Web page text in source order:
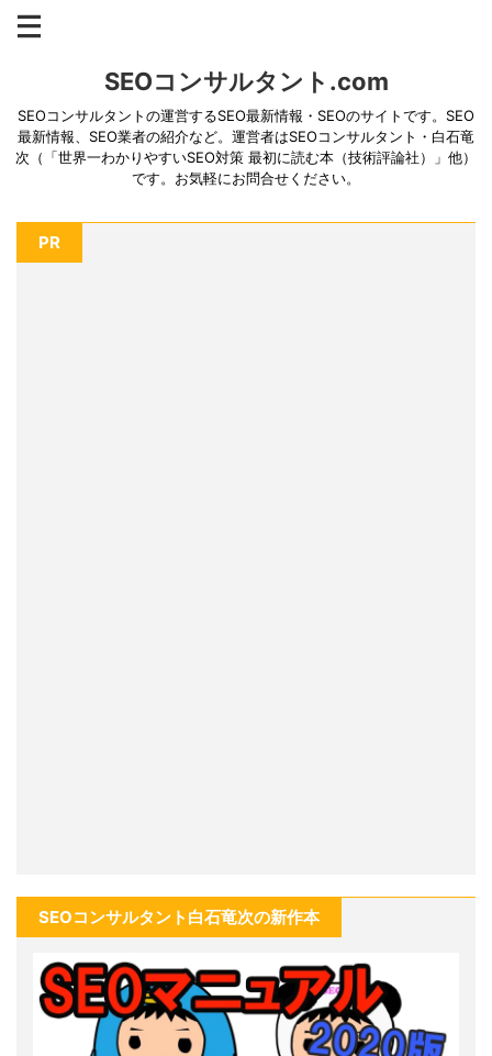
SEOコンサルタント.com
SEOコンサルタントの運営するSEO最新情報・SEOのサイトです。SEO
最新情報、SEO業者の紹介など。運営者はSEOコンサルタント・白石竜
次（「世界一わかりやすいSEO対策 最初に読む本（技術評論社）」他）
です。お気軽にお問合せください。
PR
SEOコンサルタント白石竜次の新作本